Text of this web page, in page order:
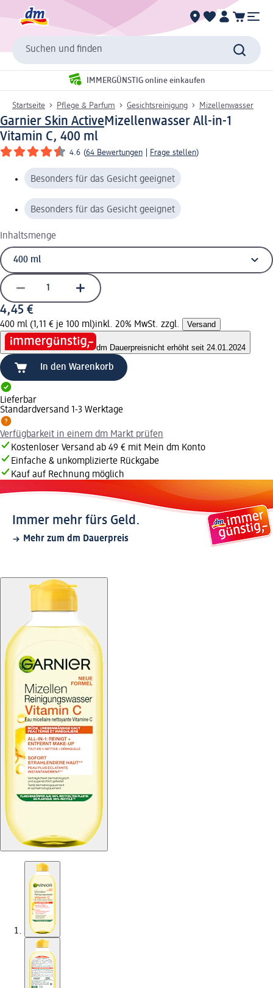
Suchen und finden
IMMERGÜNSTIG online einkaufen
Startseite Pflege & Parfum Gesichtsreinigung Mizellenwasser
Garnier Skin ActiveMizellenwasser All-in-1
Vitamin C, 400 ml
4.6 (64 Bewertungen Frage stellen)
Besonders für das Gesicht geeignet
Besonders für das Gesicht geeignet
Inhaltsmenge
4,45 €
400 ml (1,11 € je 100 ml)inkl. 20% MwSt. zzgl. Versand
dm Dauerpreisnicht erhöht seit 24.01.2024
In den Warenkorb
Lieferbar
Standardversand 1-3 Werktage
Verfügbarkeit in einem dm Markt prüfen
Kostenloser Versand ab 49 € mit Mein dm Konto
Einfache & unkomplizierte Rückgabe
Kauf auf Rechnung möglich
Immer mehr fürs Geld.
Mehr zum dm Dauerpreis